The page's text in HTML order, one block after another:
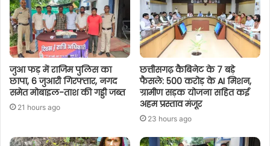
जुआ फड़ में राजिम पुलिस का
छापा, 6 जुआरी गिरफ्तार, नगद
समेत मोबाइल-ताश की गड्डी जब्त
21 hours ago
छत्तीसगढ़ कैबिनेट के 7 बड़े
फैसले: 500 करोड़ के AI मिशन,
ग्रामीण सड़क योजना सहित कई
अहम प्रस्ताव मंजूर
23 hours ago